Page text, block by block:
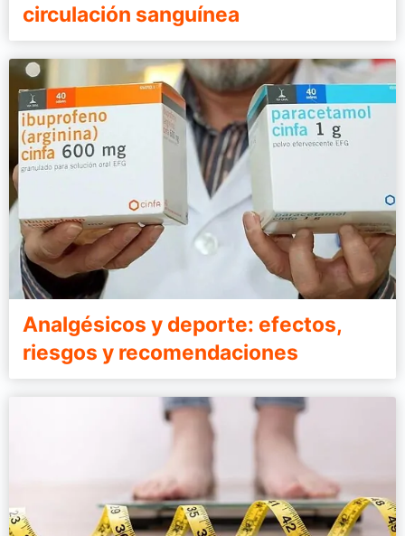
circulación sanguínea
Analgésicos y deporte: efectos,
riesgos y recomendaciones